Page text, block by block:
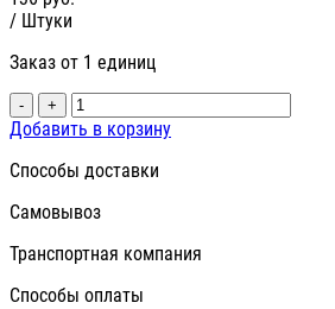
/ Штуки
Заказ от 1 единиц
- +
Добавить в корзину
Способы доставки
Самовывоз
Транспортная компания
Способы оплаты